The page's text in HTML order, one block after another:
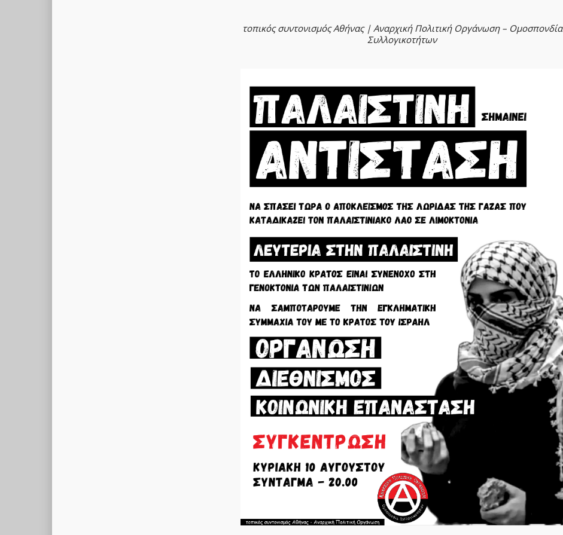
τοπικός συντονισμός Αθήνας | Αναρχική Πολιτική Οργάνωση – Ομοσπονδία
Συλλογικοτήτων